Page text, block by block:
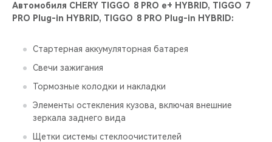
Автомобиля CHERY TIGGO 8 PRO е+ HYBRID, TIGGO 7
PRO Plug-in HYBRID, TIGGO 8 PRO Plug-in HYBRID:
Стартерная аккумуляторная батарея
Свечи зажигания
Тормозные колодки и накладки
Элементы остекления кузова, включая внешние
зеркала заднего вида
Щетки системы стеклоочистителей